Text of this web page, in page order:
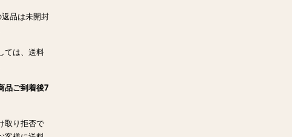
品は未開封
ては、送料
品ご到着後7
取り拒否で